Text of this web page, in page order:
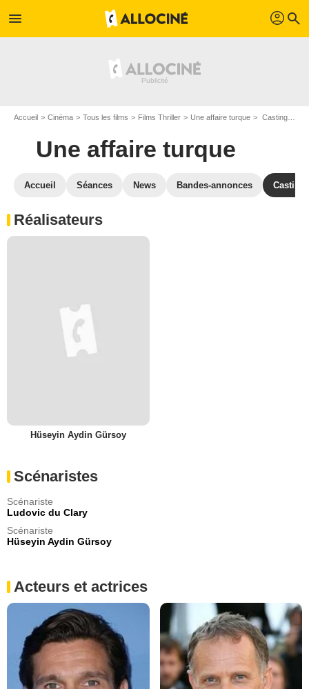
menu profil search
Accueil Cinéma Tous les films Films Thriller Une affaire turque Casting Une affaire turque
Une affaire turque
Accueil Séances News Bandes-annonces Casting
Réalisateurs
Hüseyin Aydin Gürsoy
Scénaristes
Scénariste
Ludovic du Clary
Scénariste
Hüseyin Aydin Gürsoy
Acteurs et actrices